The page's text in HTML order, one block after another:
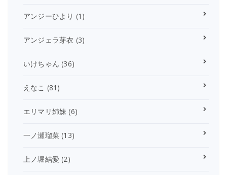
アンジーひより (1)
アンジェラ芽衣 (3)
いけちゃん (36)
えなこ (81)
エリマリ姉妹 (6)
一ノ瀬瑠菜 (13)
上ノ堀結愛 (2)